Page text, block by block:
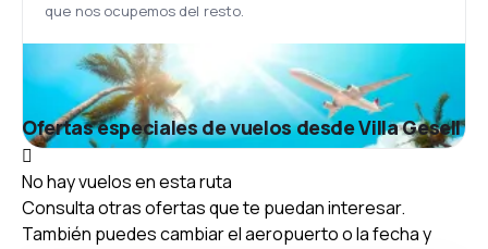
que nos ocupemos del resto.
Ofertas especiales de vuelos desde Villa Gesell
No hay vuelos en esta ruta
Consulta otras ofertas que te puedan interesar.
También puedes cambiar el aeropuerto o la fecha y